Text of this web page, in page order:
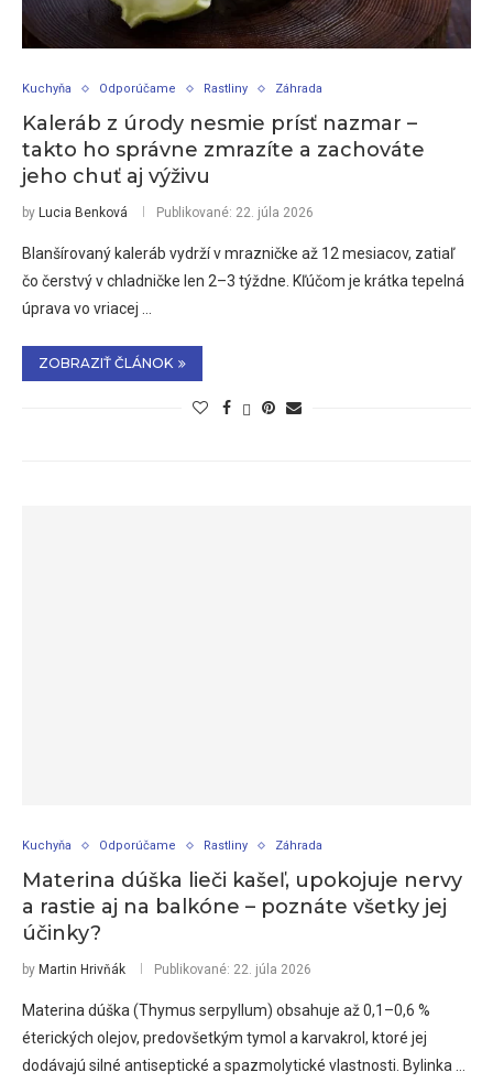
Kuchyňa Odporúčame Rastliny Záhrada
Kaleráb z úrody nesmie prísť nazmar –
takto ho správne zmrazíte a zachováte
jeho chuť aj výživu
by Lucia Benková Publikované: 22. júla 2026
Blanšírovaný kaleráb vydrží v mrazničke až 12 mesiacov, zatiaľ
čo čerstvý v chladničke len 2–3 týždne. Kľúčom je krátka tepelná
úprava vo vriacej …
ZOBRAZIŤ ČLÁNOK
Kuchyňa Odporúčame Rastliny Záhrada
Materina dúška lieči kašeľ, upokojuje nervy
a rastie aj na balkóne – poznáte všetky jej
účinky?
by Martin Hrivňák Publikované: 22. júla 2026
Materina dúška (Thymus serpyllum) obsahuje až 0,1–0,6 %
éterických olejov, predovšetkým tymol a karvakrol, ktoré jej
dodávajú silné antiseptické a spazmolytické vlastnosti. Bylinka …